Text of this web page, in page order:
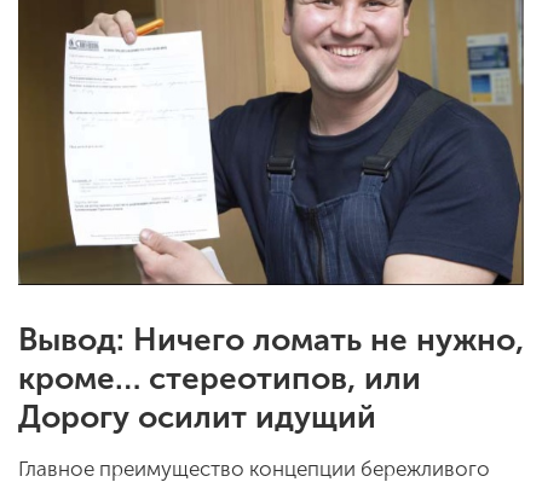
Вывод: Ничего ломать не нужно,
кроме… стереотипов, или
Дорогу осилит идущий
Главное преимущество концепции бережливого